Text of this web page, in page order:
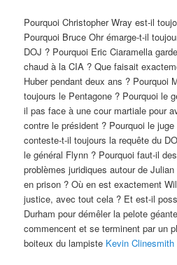
Pourquoi Christopher Wray est-il
Pourquoi Bruce Ohr émarge-t-il
DOJ ? Pourquoi Eric Ciaramella
chaud à la CIA ? Que faisait
Huber pendant deux ans ? Pourquoi
toujours le Pentagone ? Pourquoi le
il pas face à une cour martiale pour
contre le président ? Pourquoi le
conteste-t-il toujours la requête du
le général Flynn ? Pourquoi faut-il
problèmes juridiques autour de
en prison ? Où en est exactement
justice, avec tout cela ? Et est-il
Durham pour démêler la pelote
commencent et se terminent par un
boiteux du lampiste Kevin Clinesmith